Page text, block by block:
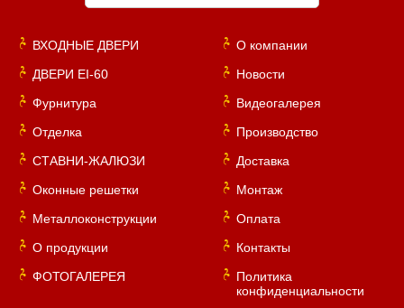
ВХОДНЫЕ ДВЕРИ
ДВЕРИ EI-60
Фурнитура
Отделка
СТАВНИ-ЖАЛЮЗИ
Оконные решетки
Металлоконструкции
О продукции
ФОТОГАЛЕРЕЯ
О компании
Новости
Видеогалерея
Производство
Доставка
Монтаж
Оплата
Контакты
Политика
конфиденциальности